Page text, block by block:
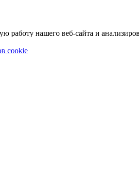
нашего веб-сайта и
cookie